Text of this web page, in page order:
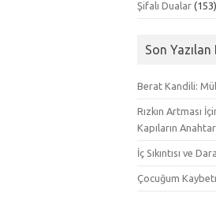
Şifalı Dualar (153)
Son
Berat Kandili:
Rızkın Artması
Kapıların
İç Sıkıntısı ve
Çocuğum